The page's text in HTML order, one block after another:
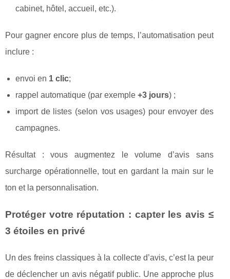
cabinet, hôtel, accueil, etc.).
Pour gagner encore plus de temps, l’automatisation peut
inclure :
envoi en 1 clic;
rappel automatique (par exemple +3 jours) ;
import de listes (selon vos usages) pour envoyer des
campagnes.
Résultat : vous augmentez le volume d’avis sans
surcharge opérationnelle, tout en gardant la main sur le
ton et la personnalisation.
Protéger votre réputation : capter les avis ≤
3 étoiles en privé
Un des freins classiques à la collecte d’avis, c’est la peur
de déclencher un avis négatif public. Une approche plus